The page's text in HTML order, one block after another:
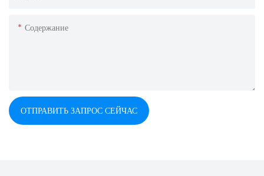
Содержание
ОТПРАВИТЬ ЗАПРОС СЕЙЧАС